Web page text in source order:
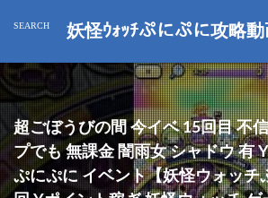
妖怪ｳｫｯﾁぷにぷに攻略
超ごぼうびの間 今イベ 15回目 不
プでも 無課金 闇雨女 シャドウ 有
ぷにぷに イベント【妖怪ウォッチ